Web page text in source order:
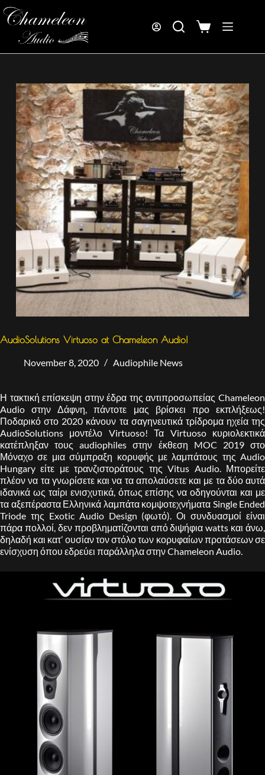
AudioSolutions Virtuoso at Chameleon Audio!
November 8, 2020 Audiophile News
Η τακτική επίσκεψη στην έδρα της αντιπροσωπείας Chameleon
Audio στην Δάφνη, πάντοτε μας βρίσκει προ εκπλήξεως!
Ποδαρικό στο 2020 κάνουν τα σαγηνευτικά τρίδρομα ηχεία της
AudioSolutions μοντέλο Virtuoso! Τα Virtuoso κυριολεκτικά
κατέπληξαν τους audiophiles στην έκθεση MOC 2019 στο
Μόναχο σε μια σύμπραξη κορυφής με λαμπάτους της Audio
Hungary είτε με τρανζιστοράτους της Vitus Audio. Μπορείτε
πλέον να τα γνωρίσετε και να τα απολαύσετε και με τα δύο αυτά
ιδανικά ως ταίρι ενισχυτικά, όπως επίσης να οδηγούνται και με
τα αξεπέραστα Ελληνικά λαμπάτα κομψοτεχνήματα Single Ended
Triode της Exotic Audio Design (φωτό). Οι συνδυασμοί είναι
πάρα πολλοί, δεν προβληματίζονται από διψήφια watts και άνω,
δηλαδή και κατ’ ουσίαν τον στόλο των κορυφαίων προτάσεων σε
ενίσχυση όπου εδρεύει παράλληλα στην Chameleon Audio.